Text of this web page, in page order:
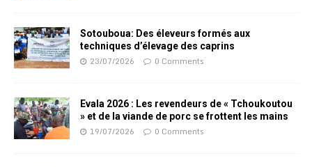
Sotouboua: Des éleveurs formés aux
techniques d’élevage des caprins
23/07/2026 0 Comments
Evala 2026 : Les revendeurs de « Tchoukoutou
» et de la viande de porc se frottent les mains
19/07/2026 0 Comments